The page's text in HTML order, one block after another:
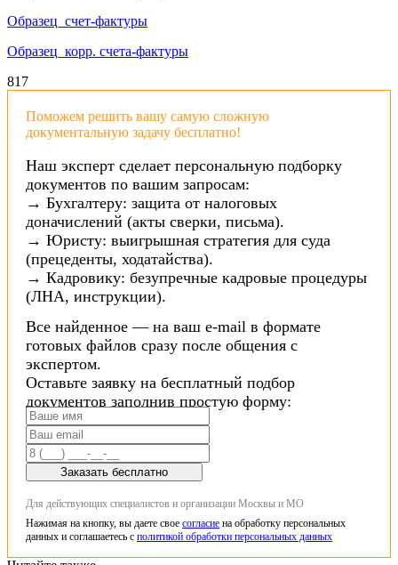
Образец_счет-фактуры
Образец_корр. счета-фактуры
817
Поможем решить вашу самую сложную
документальную задачу бесплатно!
Наш эксперт сделает персональную подборку
документов по вашим запросам:
→ Бухгалтеру: защита от налоговых
доначислений (акты сверки, письма).
→ Юристу: выигрышная стратегия для суда
(прецеденты, ходатайства).
→ Кадровику: безупречные кадровые процедуры
(ЛНА, инструкции).
Все найденное — на ваш e-mail в формате
готовых файлов сразу после общения с
экспертом.
Оставьте заявку на бесплатный подбор
документов заполнив простую форму:
Заказать бесплатно
Для действующих специалистов и организации Москвы и МО
Нажимая на кнопку, вы даете свое согласие на обработку персональных
данных и соглашаетесь с политикой обработки персональных данных